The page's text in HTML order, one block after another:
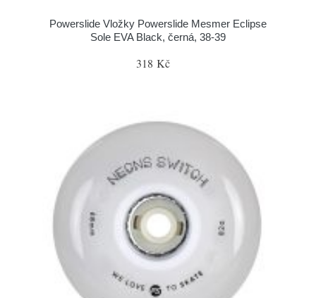
Powerslide Vložky Powerslide Mesmer Eclipse
Sole EVA Black, černá, 38-39
318 Kč